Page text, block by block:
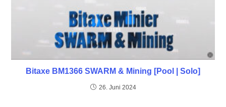
Bitaxe BM1366 SWARM & Mining [Pool | Solo]
26. Juni 2024